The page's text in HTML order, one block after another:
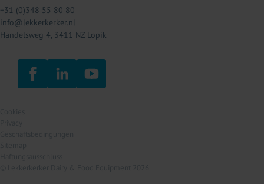
+31 (0)348 55 80 80
info@lekkerkerker.nl
Handelsweg 4, 3411 NZ Lopik